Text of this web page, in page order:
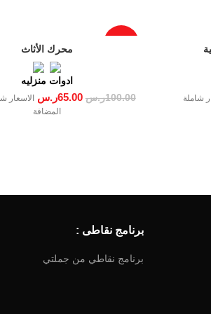
شاملة
محرك الأثاث
ادوات منزليه
100.00ر.س 65.00ر.س
الاسعار
المضافة
برنامج نقاطى :
برنامج نقاطي من جملتي